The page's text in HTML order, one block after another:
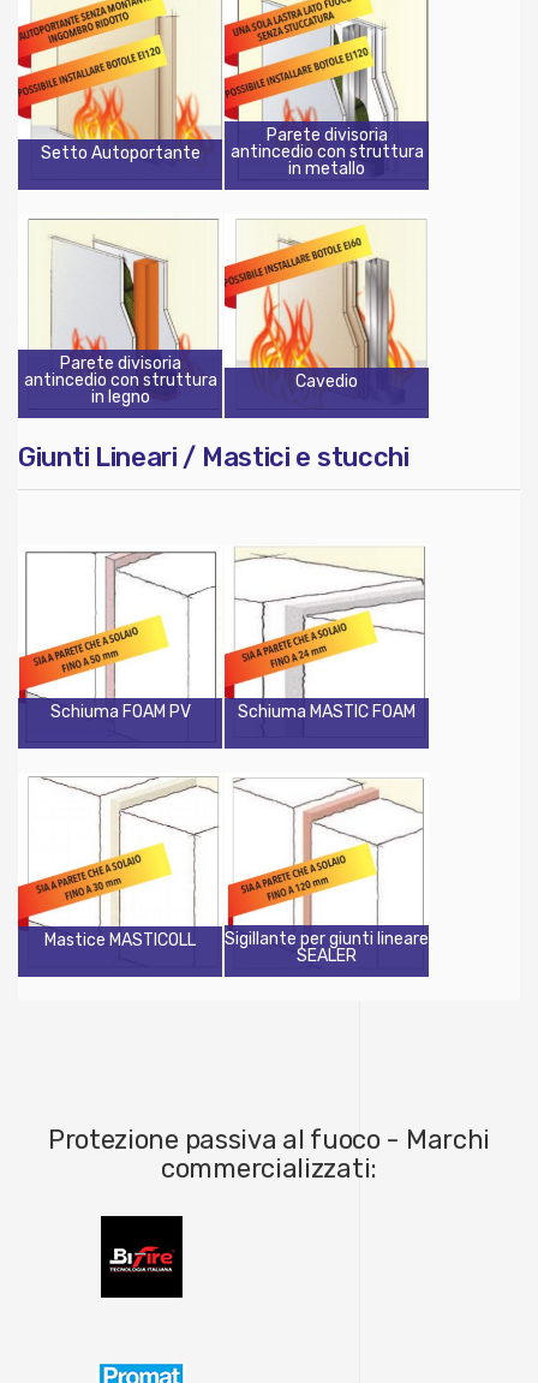
Setto Autoportante
Parete divisoria
antincedio con struttura
in metallo
Parete divisoria
antincedio con struttura
in legno
Cavedio
Giunti Lineari / Mastici e stucchi
Schiuma FOAM PV Schiuma MASTIC FOAM
Mastice MASTICOLL
Sigillante per giunti lineare
SEALER
Protezione passiva al fuoco - Marchi
commercializzati: